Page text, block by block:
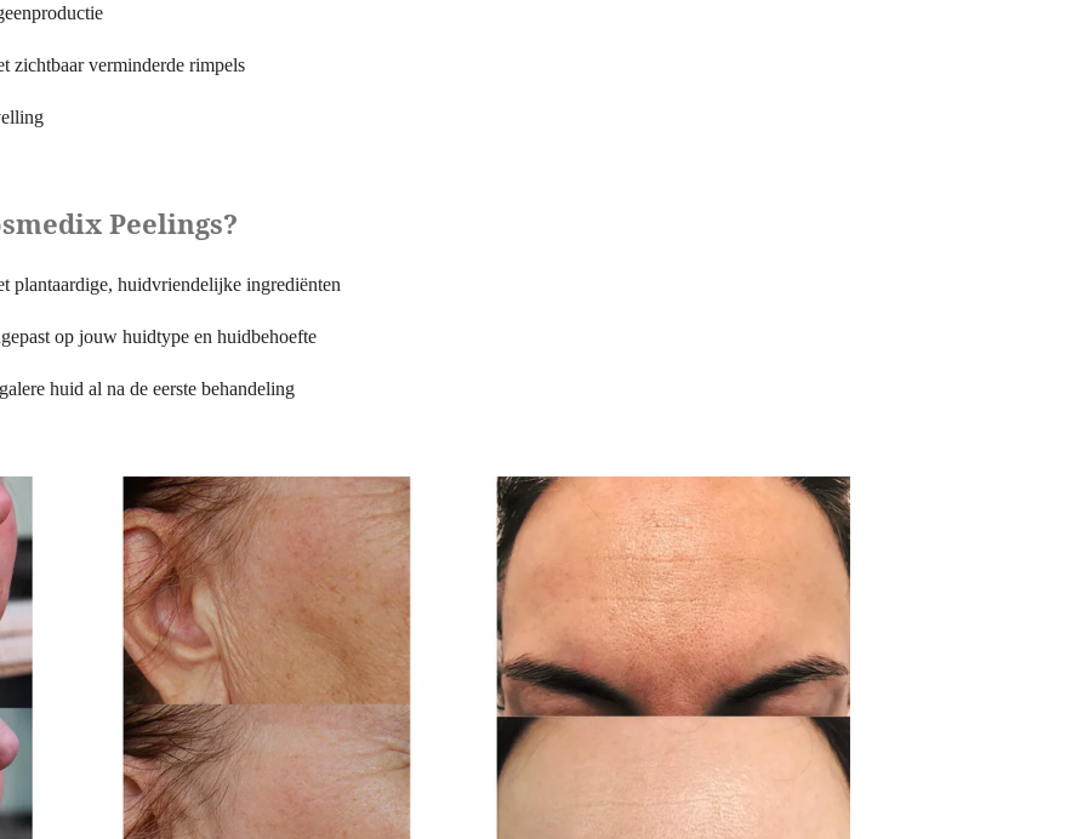
zichtbaar verminderde rimpels
Peelings?
plantaardige, huidvriendelijke ingrediënten
op jouw huidtype en huidbehoefte
huid al na de eerste behandeling